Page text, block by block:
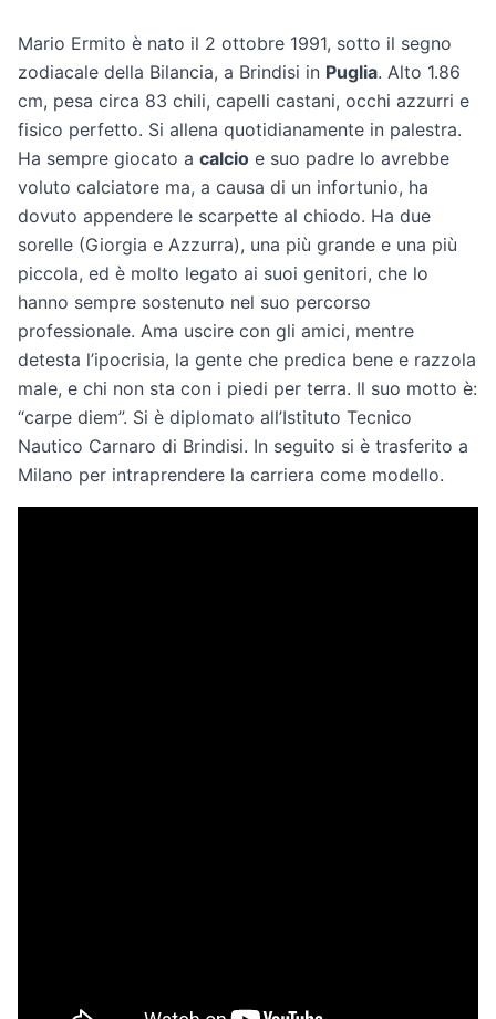
Mario Ermito è nato il 2 ottobre 1991, sotto il segno
zodiacale della Bilancia, a Brindisi in Puglia. Alto 1.86
cm, pesa circa 83 chili, capelli castani, occhi azzurri e
fisico perfetto. Si allena quotidianamente in palestra.
Ha sempre giocato a calcio e suo padre lo avrebbe
voluto calciatore ma, a causa di un infortunio, ha
dovuto appendere le scarpette al chiodo. Ha due
sorelle (Giorgia e Azzurra), una più grande e una più
piccola, ed è molto legato ai suoi genitori, che lo
hanno sempre sostenuto nel suo percorso
professionale. Ama uscire con gli amici, mentre
detesta l’ipocrisia, la gente che predica bene e razzola
male, e chi non sta con i piedi per terra. Il suo motto è:
“carpe diem”. Si è diplomato all’Istituto Tecnico
Nautico Carnaro di Brindisi. In seguito si è trasferito a
Milano per intraprendere la carriera come modello.